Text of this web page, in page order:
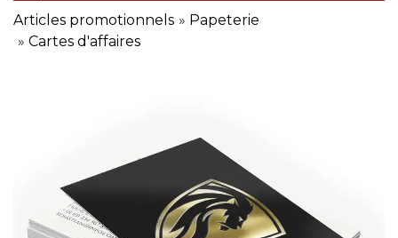
Articles promotionnels » Papeterie
» Cartes d'affaires